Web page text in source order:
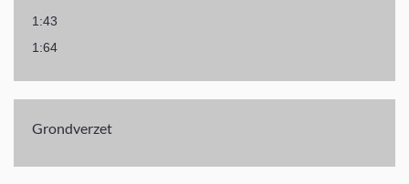
1:43
1:64
Grondverzet